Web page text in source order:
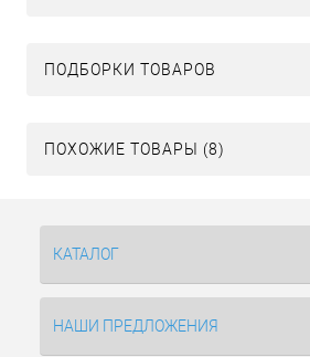
ПОДБОРКИ ТОВАРОВ
ПОХОЖИЕ ТОВАРЫ (8)
КАТАЛОГ
НАШИ ПРЕДЛОЖЕНИЯ